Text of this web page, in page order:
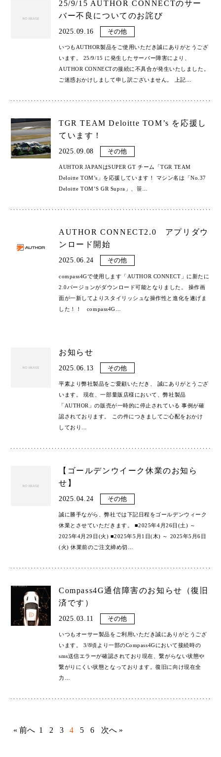
25/9/15 AUTHOR CONNECTのサー
バー不良についてのお詫び
2025.09.16 その他
いつもAUTHOR製品をご使用いただき誠にありがとうござ
います。 25/9/15 に発生したサーバー障害により、
AUTHOR CONNECTの接続に不具合が発生いたしました。
ご迷惑おかけしまして申し訳ございません。 上記
TGR TEAM Deloitte TOM’s を応援し
ています！
2025.09.08 その他
AUHTOR JAPANはSUPER GT チーム「TGR TEAM
Deloitte TOM’s」を応援しています！ マシン名は「No.37
Deloitte TOM’S GR Supra」、笹…
AUTHOR CONNECT2.0 アプリダウ
ンロード開始
2025.06.24 その他
compass4Gで使用します「AUTHOR CONNECT」に新たに
2.0バージョンがダウンロード可能となりました。 操作画
面が一新してよりスタイリッシュな操作性と進化を遂げま
した！！ compass4G
お知らせ
2025.06.13 その他
平素より弊社製品をご愛顧いただき、 誠にありがとうござ
います。 現在、一部量販店様において、弊社製品
「AUTHOR」の販売が一時的に停止されている 事例が確
認されております。 この件につきましてご心配をおかけ
しており
【ゴールデンウイーク休業のお知ら
せ】
2025.04.24 その他
誠に勝手ながら、弊社では下記日程をゴールデンウィーク
休業とさせていただきます。 ■2025年4月26日(土) ～
2025年4月29日(火) ■2025年5月1日(木) ～ 2025年5月6日
(火) 休業前のご注文締め切
Compass4G通信障害のお知らせ（復旧
済です）
2025.03.11 その他
いつもオーサー製品をご利用いただき誠にありがとうござ
います。 3/8頃より一部のCompass4Gにおいて接続時の
sms送信エラーが確認されており現在、繋がらない状態や
繋がりにくい状態となっております。復旧に向け現在全
力 …
« 前へ 1 2 3 4 5 6 次へ »